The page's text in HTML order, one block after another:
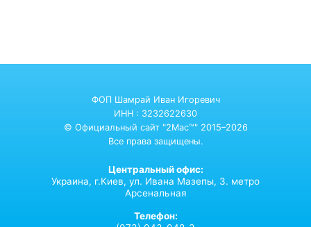
ФОП Шамрай Иван Игоревич
ИНН : 3232622630
© Официальный сайт "2Mac™" 2015–2026
Все права защищены.
Центральный офис:
Украина, г.Киев, ул. Ивана Мазепы, 3. метро
Арсенальная
Телефон: